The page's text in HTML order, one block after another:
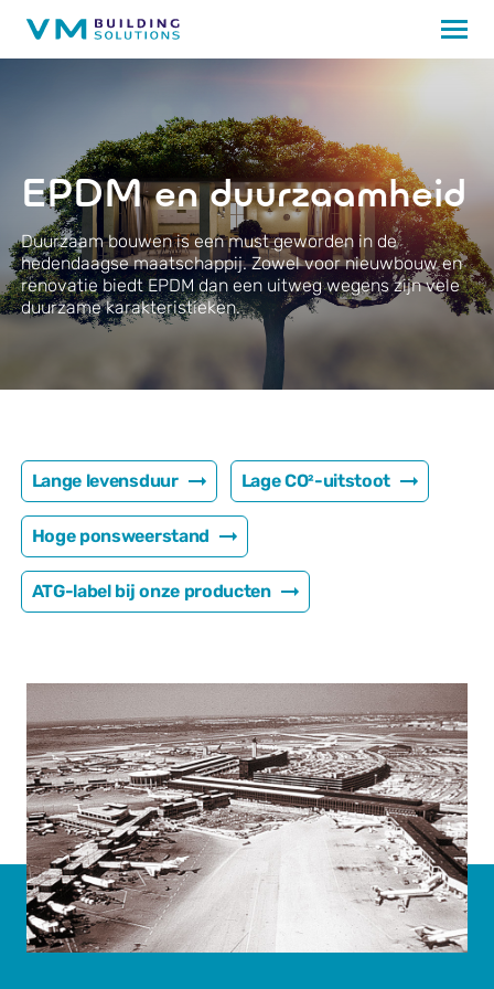
EPDM en duurzaamheid
Duurzaam bouwen is een must geworden in de
hedendaagse maatschappij. Zowel voor nieuwbouw en
renovatie biedt EPDM dan een uitweg wegens zijn vele
duurzame karakteristieken.
Lange levensduur Lage CO²-uitstoot
Hoge ponsweerstand
ATG-label bij onze producten